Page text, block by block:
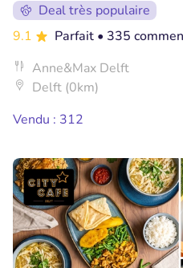
Deal très populaire
9.1
Parfait • 335
Anne&Max Delft
Delft (0km)
Vendu : 312